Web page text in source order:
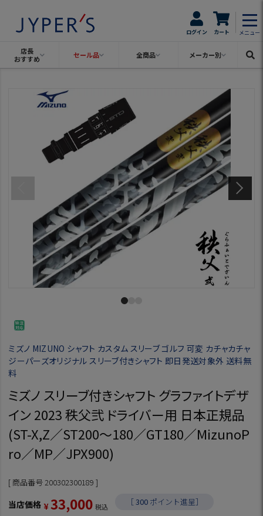
ログイン カート メニュー
店長
おすすめ
セール品 全商品 メーカー別
ミズノ MIZUNO シャフト カスタム スリーブ ゴルフ 可変 カチャカチャ
ジーパーズオリジナル スリーブ付きシャフト 即日発送対象外 送料無
料
ミズノ スリーブ付きシャフト グラファイトデザ
イン 2023 秩父弐 ドライバー用 日本正規品
(ST-X,Z／ST200～180／GT180／MizunoP
ro／MP／JPX900)
商品番号200302300189
当店価格 ¥33,000 税込 ［300 ポイント進呈］